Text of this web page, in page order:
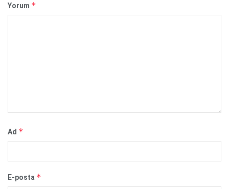
Yorum *
Ad *
E-posta *